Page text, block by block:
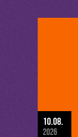
10.08.
2026